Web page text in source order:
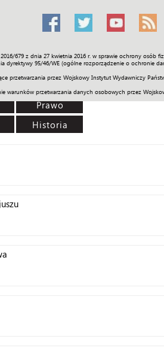
679 z dnia 27 kwietnia 2016 r. w sprawie ochrony
dyrektywy 95/46/WE (ogólne rozporządzenie o ochronie
przetwarzania przez Wojskowy Instytut Wydawniczy
warunków przetwarzania danych osobowych przez
Sport Historia Galerie
Prawo
Historia